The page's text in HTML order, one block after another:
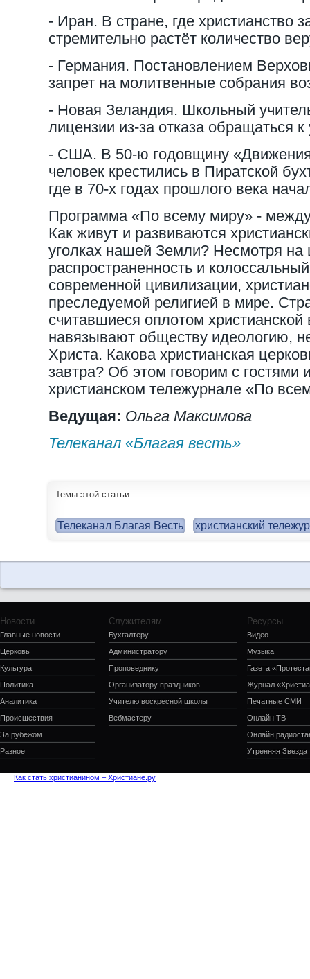
- Иран. В стране, где христианство
стремительно растёт количество
- Германия. Постановлением
запрет на молитвенные собрания
- Новая Зеландия. Школьный
лицензии из-за отказа обращаться к
- США. В 50-ю годовщину
человек крестились в Пиратской
где в 70-х годах прошлого века
Программа «По всему миру» -
Как живут и развиваются
уголках нашей Земли? Несмотря
распространенность и
современной цивилизации,
преследуемой религией в мире.
считавшиеся оплотом христианской
навязывают обществу идеологию,
Христа. Какова христианская
завтра? Об этом говорим с гостями
христианском тележурнале «По
Ведущая: Ольга Максимова
Телеканал «Благая весть»
Темы этой статьи
Телеканал Благая Весть христианский
Новости
Главные новости
Церковь
Культура
Политика
Аналитика
Происшествия
За рубежом
Разное
Служителям
Бухгалтеру
Администратору
Проповеднику
Организатору праздников
Учителю воскресной школы
Вебмастеру
Ресурсы
Видео
Музыка
Газета
Журнал
Печатные СМИ
Онлайн ТВ
Онлайн
Утренняя Звезда
Как стать христианином – Христиане.ру